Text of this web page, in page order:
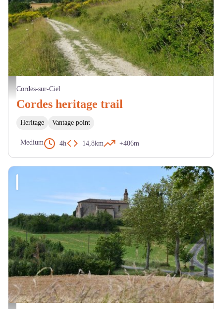
Vue de Malbousquet - S. Labussiere - 2019
Cordes-sur-Ciel
Cordes heritage trail
Heritage Vantage point
Medium 4h 14,8km +406m